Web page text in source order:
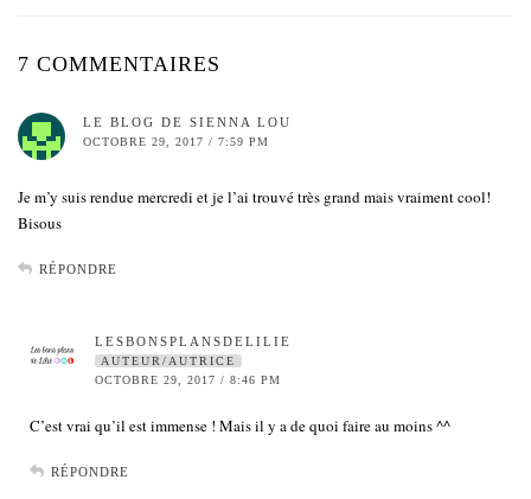
7 COMMENTAIRES
LE BLOG DE SIENNA LOU
OCTOBRE 29, 2017 / 7:59 PM
Je m’y suis rendue mercredi et je l’ai trouvé très grand mais vraiment cool!
Bisous
RÉPONDRE
LESBONSPLANSDELILIE
AUTEUR/AUTRICE
OCTOBRE 29, 2017 / 8:46 PM
C’est vrai qu’il est immense ! Mais il y a de quoi faire au moins ^^
RÉPONDRE